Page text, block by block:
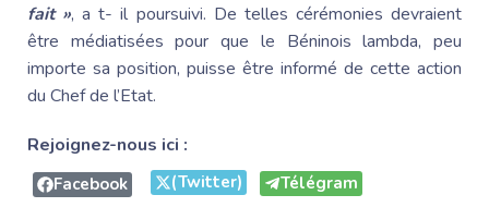
fait », a t- il poursuivi. De telles cérémonies devraient
être médiatisées pour que le Béninois lambda, peu
importe sa position, puisse être informé de cette action
du Chef de l’Etat.
Rejoignez-nous ici :
Facebook (Twitter) Télégram